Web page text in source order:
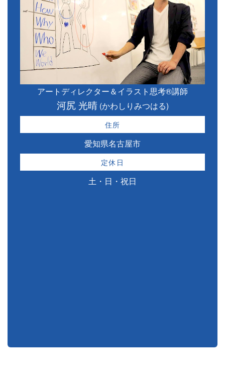
アートディレクター＆イラスト思考®講師
河尻 光晴(かわしりみつはる)
住所
愛知県名古屋市
定休日
土・日・祝日